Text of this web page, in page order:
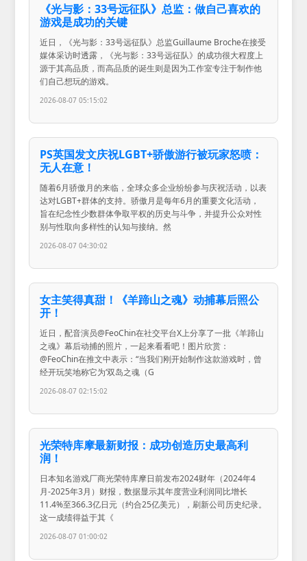
《光与影：33号远征队》总监：做自己喜欢的
游戏是成功的关键
近日，《光与影：33号远征队》总监Guillaume Broche在接受
媒体采访时透露，《光与影：33号远征队》的成功很大程度上
源于其高品质，而高品质的诞生则是因为工作室专注于制作他
们自己想玩的游戏。
2026-08-07 05:15:02
PS英国发文庆祝LGBT+骄傲游行被玩家怒喷：
无人在意！
随着6月骄傲月的来临，全球众多企业纷纷参与庆祝活动，以表
达对LGBT+群体的支持。骄傲月是每年6月的重要文化活动，
旨在纪念性少数群体争取平权的历史与斗争，并提升公众对性
别与性取向多样性的认知与接纳。然
2026-08-07 04:30:02
女主笑得真甜！《羊蹄山之魂》动捕幕后照公
开！
近日，配音演员@FeoChin在社交平台X上分享了一批《羊蹄山
之魂》幕后动捕的照片，一起来看看吧！图片欣赏：
@FeoChin在推文中表示：“当我们刚开始制作这款游戏时，曾
经开玩笑地称它为‘双岛之魂（G
2026-08-07 02:15:02
光荣特库摩最新财报：成功创造历史最高利
润！
日本知名游戏厂商光荣特库摩日前发布2024财年（2024年4
月-2025年3月）财报，数据显示其年度营业利润同比增长
11.4%至366.3亿日元（约合25亿美元），刷新公司历史纪录。
这一成绩得益于其《
2026-08-07 01:00:02